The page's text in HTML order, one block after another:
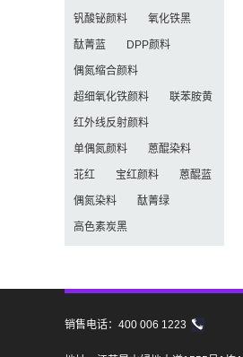
钒酸铋颜料 氧化铁黑
酞菁蓝 DPP颜料
偶氮缩合颜料
超细氧化铁颜料 联苯胺黄
红外线反射颜料
单偶氮颜料 蒽醌染料
苝红 宝红颜料 蒽醌蓝
偶氮染料 酞菁绿
高色素炭黑
销售电话：400 006 1223